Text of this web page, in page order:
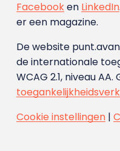
Facebooken LinkedIn
er een magazine.
De website
de internationale
WCAG 2.1, niveau
Cookie instellingen|